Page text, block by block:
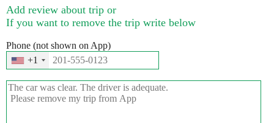
Add review about trip or
If you want to remove the trip write below
Phone (not shown on App)
+1